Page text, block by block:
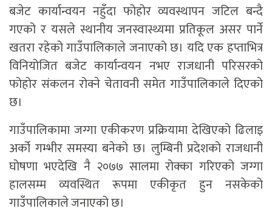
बजेट कार्यान्वयन नहुँदा फोहोर व्यवस्थापन जटिल बन्दै
गएको र यसले स्थानीय जनस्वास्थ्यमा प्रतिकूल असर पार्ने
खतरा रहेको गाउँपालिकाले जनाएको छ। यदि एक हप्ताभित्र
विनियोजित बजेट कार्यान्वयन नभए राजधानी परिसरको
फोहोर संकलन रोक्ने चेतावनी समेत गाउँपालिकाले दिएको
छ।
गाउँपालिकामा जग्गा एकीकरण प्रक्रियामा देखिएको ढिलाइ
अर्को गम्भीर समस्या बनेको छ। लुम्बिनी प्रदेशको राजधानी
घोषणा भएदेखि नै २०७७ सालमा रोक्का गरिएको जग्गा
हालसम्म व्यवस्थित रूपमा एकीकृत हुन नसकेको
गाउँपालिकाले जनाएको छ।